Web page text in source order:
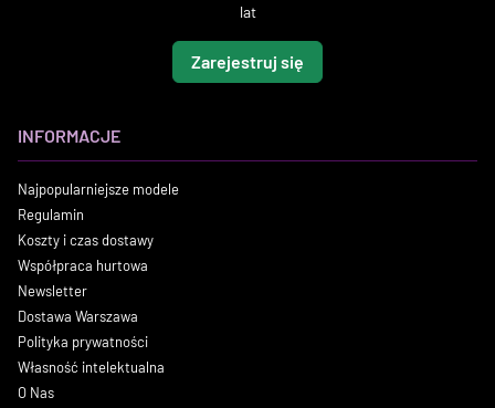
lat
Zarejestruj się
INFORMACJE
Najpopularniejsze modele
Regulamin
Koszty i czas dostawy
Współpraca hurtowa
Newsletter
Dostawa Warszawa
Polityka prywatności
Własność intelektualna
O Nas